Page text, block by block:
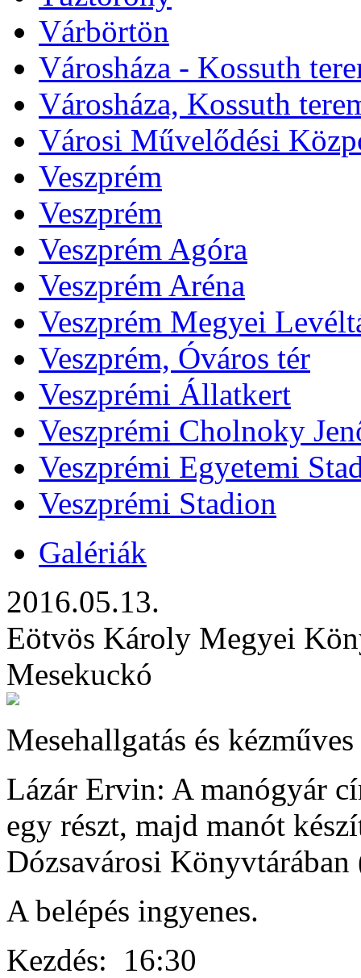
Várbörtön
Városháza - Kossuth
Városháza, Kossuth
Városi Művelődési
Veszprém
Veszprém
Veszprém Agóra
Veszprém Aréna
Veszprém Megyei
Veszprém, Óváros tér
Veszprémi Állatkert
Veszprémi Cholnoky
Veszprémi Egyetemi
Veszprémi Stadion
Galériák
2016.05.13.
Eötvös Károly Megyei
Mesekuckó
Mesehallgatás és
Lázár Ervin: A manógyár
egy részt, majd manót
Dózsavárosi
A belépés ingyenes.
Kezdés: 16:30